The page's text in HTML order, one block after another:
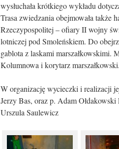
wysłuchała krótkiego wykładu
Trasa zwiedzania obejmowała także
Rzeczypospolitej – ofiary II wojny
lotniczej pod Smoleńskiem. Do
gablota z laskami marszałkowskimi.
Kolumnowa i korytarz marszałkowski.
W organizację wycieczki i realizacji
Jerzy Bas, oraz p. Adam
Urszula Saulewicz